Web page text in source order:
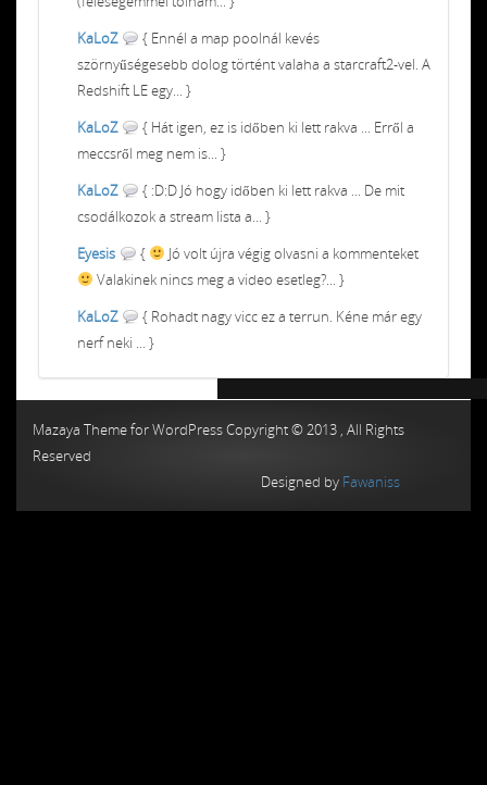
KaLoZ
{ Ennél a map poolnál kevés
szörnyűségesebb dolog történt valaha a starcraft2-vel. A
Redshift LE egy... }
KaLoZ
{ Hát igen, ez is időben ki lett rakva ... Erről a
meccsről meg nem is... }
KaLoZ
{ :D:D Jó hogy időben ki lett rakva ... De mit
csodálkozok a stream lista a... }
Eyesis
{
Jó volt újra végig olvasni a kommenteket
Valakinek nincs meg a video esetleg?... }
KaLoZ
{ Rohadt nagy vicc ez a terrun. Kéne már egy
nerf neki ... }
Mazaya Theme for WordPress Copyright © 2013 , All Rights
Reserved
Designed by Fawaniss